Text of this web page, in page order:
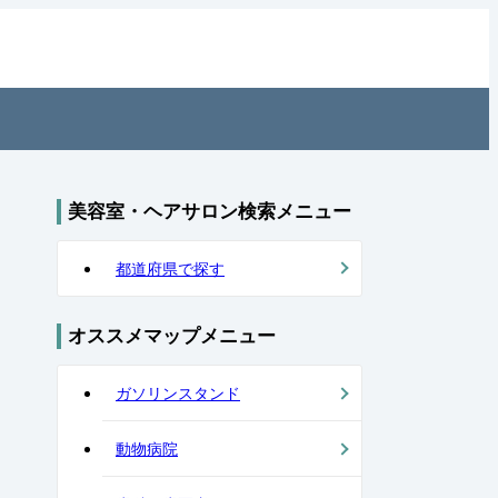
美容室・ヘアサロン検索メニュー
都道府県で探す
オススメマップメニュー
ガソリンスタンド
動物病院